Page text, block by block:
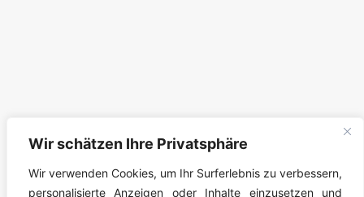
Wir schätzen Ihre Privatsphäre
Wir verwenden Cookies, um Ihr Surferlebnis zu verbessern,
personalisierte Anzeigen oder Inhalte einzusetzen und